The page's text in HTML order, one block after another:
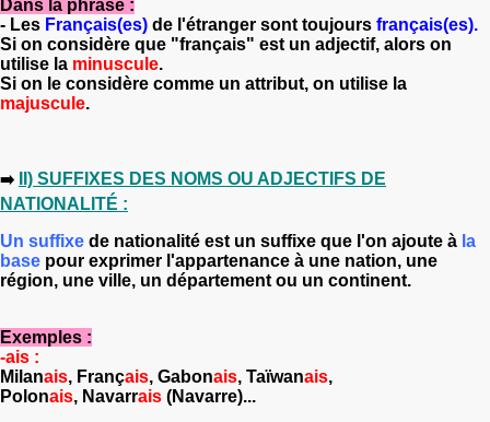
Dans la phrase :
- Les Français(es) de l'étranger sont toujours français(es).
Si on considère que "français" est un adjectif, alors on
utilise la minuscule.
Si on le considère comme un attribut, on utilise la
majuscule.
➡️
II) SUFFIXES DES NOMS OU ADJECTIFS DE
NATIONALITÉ :
Un suffixe de nationalité est un suffixe que l'on ajoute à la
base pour exprimer l'appartenance à une nation, une
région, une ville, un département ou un continent.
Exemples :
-ais :
Milanais, Français, Gabonais, Taïwanais,
Polonais, Navarrais (Navarre)...